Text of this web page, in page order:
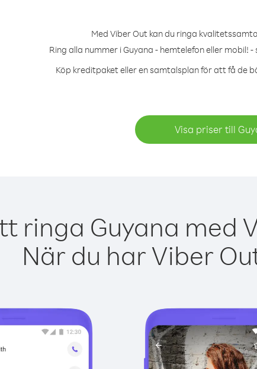
Med Viber Out kan du ringa
Ring alla nummer i Guyana - hemtelefon eller mobil!
Köp kreditpaket eller en samtalsplan för att få de
Visa priser till
ringa Guyana med
När du har Viber